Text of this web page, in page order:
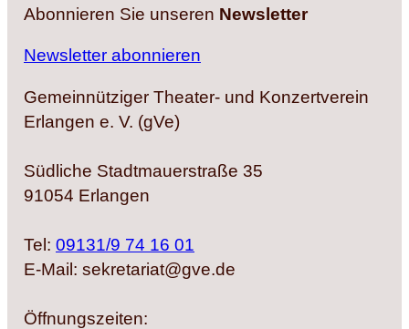
Abonnieren Sie unseren Newsletter
Newsletter abonnieren
Gemeinnütziger Theater- und Konzertverein
Erlangen e. V. (gVe)
Südliche Stadtmauerstraße 35
91054 Erlangen
Tel: 09131/9 74 16 01
E-Mail: sekretariat@gve.de
Öffnungszeiten: